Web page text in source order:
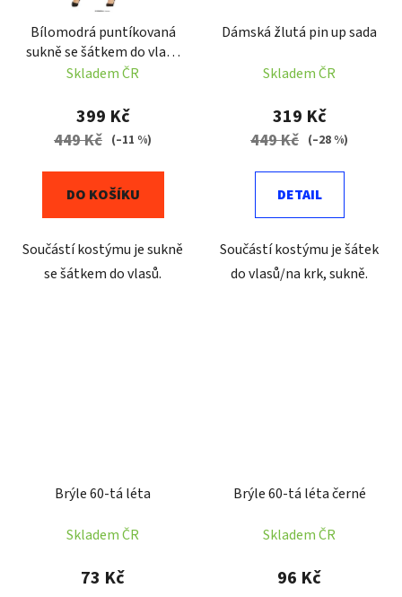
Bílomodrá puntíkovaná
sukně se šátkem do vlasů
50-tá léta
Skladem ČR
399 Kč
449 Kč (–11 %)
DO KOŠÍKU
Součástí kostýmu je sukně
se šátkem do vlasů.
Dámská žlutá pin up sada
Skladem ČR
319 Kč
449 Kč (–28 %)
DETAIL
Součástí kostýmu je šátek
do vlasů/na krk, sukně.
Brýle 60-tá léta
Skladem ČR
73 Kč
Brýle 60-tá léta černé
Skladem ČR
96 Kč